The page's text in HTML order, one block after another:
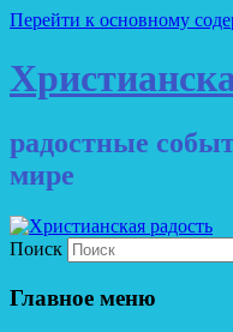
Перейти к основному
радостные
мире
Поиск
Главное меню